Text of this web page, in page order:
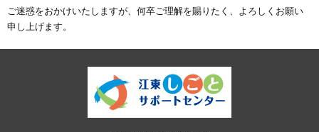
ご迷惑をおかけいたしますが、何卒ご理解を賜りたく、よろしくお願い
申し上げます。